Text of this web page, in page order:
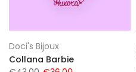
Doci's Bijoux
Collana Barbie